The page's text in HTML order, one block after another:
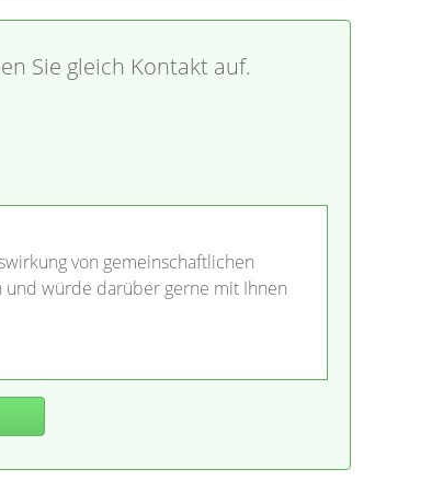
Sie gleich Kontakt auf.
von gemeinschaftlichen
und würde darüber gerne mit Ihnen